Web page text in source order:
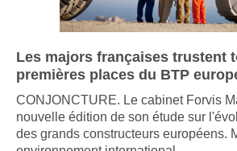
Les majors françaises trustent
premières places du BTP
CONJONCTURE. Le cabinet Forvis
nouvelle édition de son étude sur
des grands constructeurs européens.